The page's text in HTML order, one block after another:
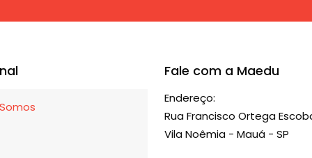
Fale com a Maedu
Endereço:
Rua Francisco Ortega
Vila Noêmia - Mauá - SP